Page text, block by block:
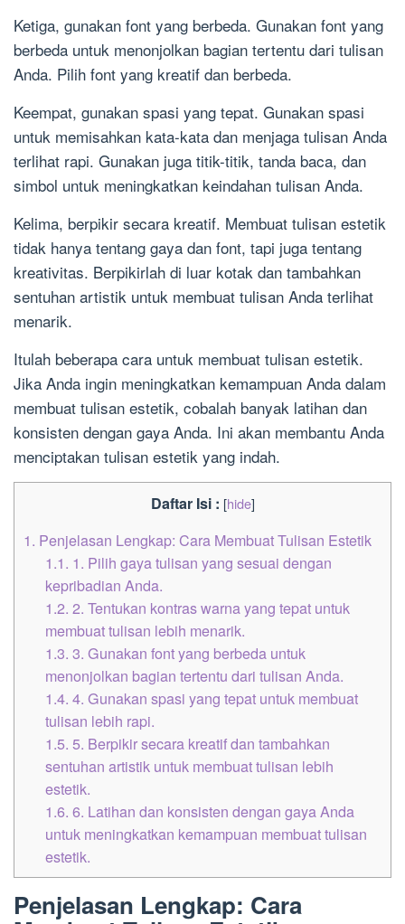
Ketiga, gunakan font yang berbeda. Gunakan font yang
berbeda untuk menonjolkan bagian tertentu dari tulisan
Anda. Pilih font yang kreatif dan berbeda.
Keempat, gunakan spasi yang tepat. Gunakan spasi
untuk memisahkan kata-kata dan menjaga tulisan Anda
terlihat rapi. Gunakan juga titik-titik, tanda baca, dan
simbol untuk meningkatkan keindahan tulisan Anda.
Kelima, berpikir secara kreatif. Membuat tulisan estetik
tidak hanya tentang gaya dan font, tapi juga tentang
kreativitas. Berpikirlah di luar kotak dan tambahkan
sentuhan artistik untuk membuat tulisan Anda terlihat
menarik.
Itulah beberapa cara untuk membuat tulisan estetik.
Jika Anda ingin meningkatkan kemampuan Anda dalam
membuat tulisan estetik, cobalah banyak latihan dan
konsisten dengan gaya Anda. Ini akan membantu Anda
menciptakan tulisan estetik yang indah.
Daftar Isi : [hide]
1. Penjelasan Lengkap: Cara Membuat Tulisan Estetik
1.1. 1. Pilih gaya tulisan yang sesuai dengan
kepribadian Anda.
1.2. 2. Tentukan kontras warna yang tepat untuk
membuat tulisan lebih menarik.
1.3. 3. Gunakan font yang berbeda untuk
menonjolkan bagian tertentu dari tulisan Anda.
1.4. 4. Gunakan spasi yang tepat untuk membuat
tulisan lebih rapi.
1.5. 5. Berpikir secara kreatif dan tambahkan
sentuhan artistik untuk membuat tulisan lebih
estetik.
1.6. 6. Latihan dan konsisten dengan gaya Anda
untuk meningkatkan kemampuan membuat tulisan
estetik.
Penjelasan Lengkap: Cara